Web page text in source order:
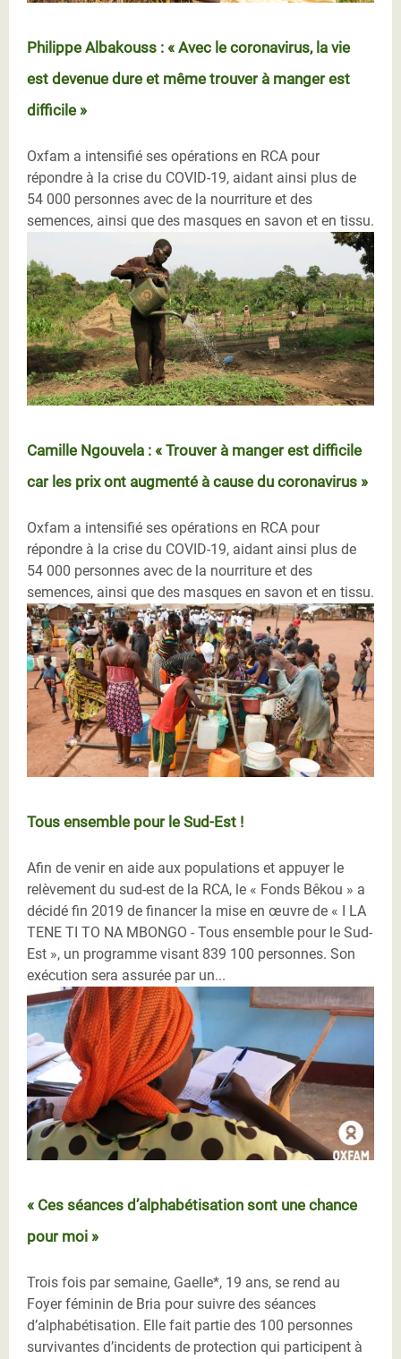
Philippe Albakouss : « Avec le coronavirus, la vie
est devenue dure et même trouver à manger est
difficile »
Oxfam a intensifié ses opérations en RCA pour
répondre à la crise du COVID-19, aidant ainsi plus de
54 000 personnes avec de la nourriture et des
semences, ainsi que des masques en savon et en tissu.
Camille Ngouvela : « Trouver à manger est difficile
car les prix ont augmenté à cause du coronavirus »
Oxfam a intensifié ses opérations en RCA pour
répondre à la crise du COVID-19, aidant ainsi plus de
54 000 personnes avec de la nourriture et des
semences, ainsi que des masques en savon et en tissu.
Tous ensemble pour le Sud-Est !
Afin de venir en aide aux populations et appuyer le
relèvement du sud-est de la RCA, le « Fonds Bêkou » a
décidé fin 2019 de financer la mise en œuvre de « I LA
TENE TI TO NA MBONGO - Tous ensemble pour le Sud-
Est », un programme visant 839 100 personnes. Son
exécution sera assurée par un...
« Ces séances d’alphabétisation sont une chance
pour moi »
Trois fois par semaine, Gaelle*, 19 ans, se rend au
Foyer féminin de Bria pour suivre des séances
d’alphabétisation. Elle fait partie des 100 personnes
survivantes d’incidents de protection qui participent à